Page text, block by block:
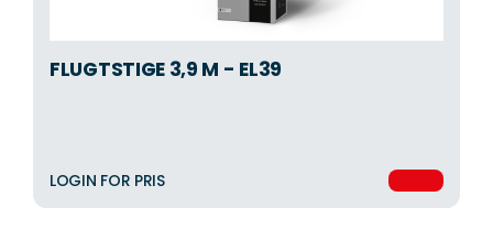
FLUGTSTIGE 3,9 M - EL39
LOGIN FOR PRIS